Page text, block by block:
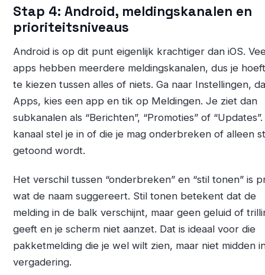
Stap 4: Android, meldingskanalen en
prioriteitsniveaus
Android is op dit punt eigenlijk krachtiger dan iOS.
apps hebben meerdere meldingskanalen, dus je
te kiezen tussen alles of niets. Ga naar Instellingen,
Apps, kies een app en tik op Meldingen. Je ziet dan
subkanalen als “Berichten”, “Promoties” of
kanaal stel je in of die je mag onderbreken of alleen
getoond wordt.
Het verschil tussen “onderbreken” en “stil tonen” is
wat de naam suggereert. Stil tonen betekent dat de
melding in de balk verschijnt, maar geen geluid of
geeft en je scherm niet aanzet. Dat is ideaal voor die
pakketmelding die je wel wilt zien, maar niet midden
vergadering.